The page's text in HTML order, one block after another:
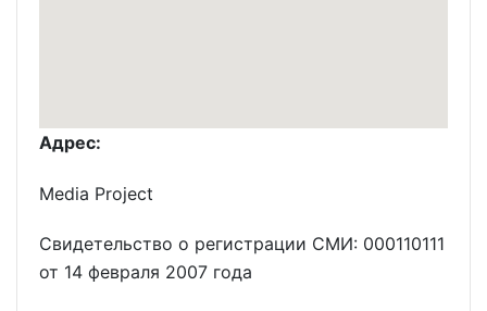
Адрес:
Media Project
Свидетельство о регистрации СМИ: 000110111
от 14 февраля 2007 года